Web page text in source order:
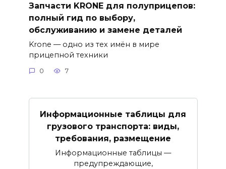
Запчасти KRONE для полуприцепов:
полный гид по выбору,
обслуживанию и замене деталей
Krone — одно из тех имён в мире
прицепной техники
0 7
Информационные таблицы для
грузового транспорта: виды,
требования, размещение
Информационные таблицы —
предупреждающие,